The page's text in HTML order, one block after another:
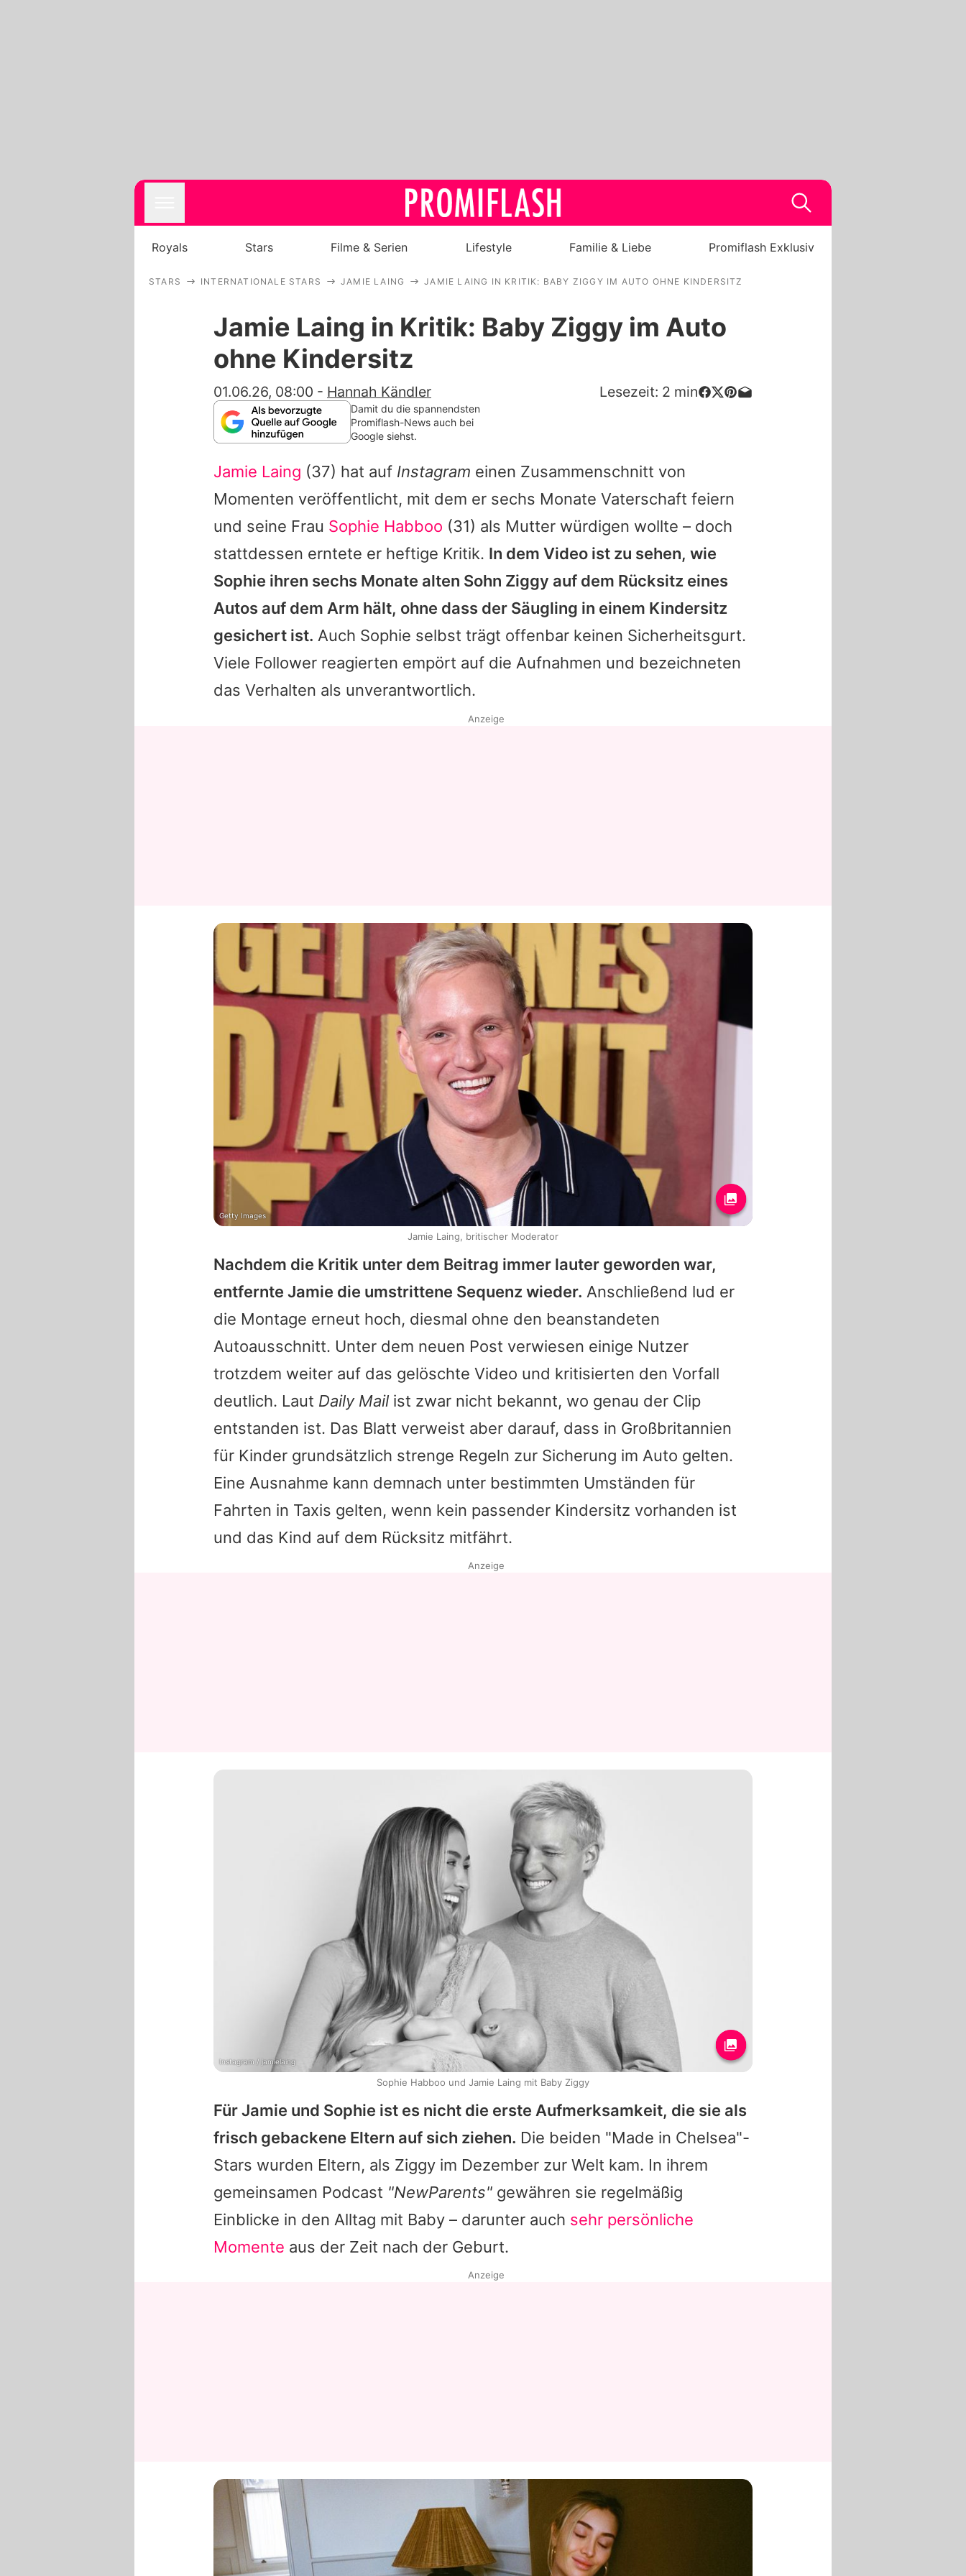
Royals
Stars
Familie & Liebe
Alle Themen auf Promiflash
App runterladen
Team
Redaktionelle Richtlinien
Impressum
Datenschutzerklärung
Nutzungsbedingungen
Royals Stars Filme & Serien Lifestyle Familie & Liebe Promiflash Exklusiv
STARS INTERNATIONALE STARS JAMIE LAING JAMIE LAING IN KRITIK: BABY ZIGGY IM AUTO OHNE KINDERSITZ
Jamie Laing in Kritik: Baby Ziggy im Auto
ohne Kindersitz
01.06.26, 08:00 - Hannah Kändler Lesezeit: 2 min
Damit du die spannendsten
Promiflash-News auch bei
Google siehst.
Jamie Laing (37) hat auf Instagram einen Zusammenschnitt von
Momenten veröffentlicht, mit dem er sechs Monate Vaterschaft feiern
und seine Frau Sophie Habboo (31) als Mutter würdigen wollte – doch
stattdessen erntete er heftige Kritik. In dem Video ist zu sehen, wie
Sophie ihren sechs Monate alten Sohn Ziggy auf dem Rücksitz eines
Autos auf dem Arm hält, ohne dass der Säugling in einem Kindersitz
gesichert ist. Auch Sophie selbst trägt offenbar keinen Sicherheitsgurt.
Viele Follower reagierten empört auf die Aufnahmen und bezeichneten
das Verhalten als unverantwortlich.
Nachdem die Kritik unter dem Beitrag immer lauter geworden war,
entfernte Jamie die umstrittene Sequenz wieder. Anschließend lud er
die Montage erneut hoch, diesmal ohne den beanstandeten
Autoausschnitt. Unter dem neuen Post verwiesen einige Nutzer
trotzdem weiter auf das gelöschte Video und kritisierten den Vorfall
deutlich. Laut Daily Mail ist zwar nicht bekannt, wo genau der Clip
entstanden ist. Das Blatt verweist aber darauf, dass in Großbritannien
für Kinder grundsätzlich strenge Regeln zur Sicherung im Auto gelten.
Eine Ausnahme kann demnach unter bestimmten Umständen für
Fahrten in Taxis gelten, wenn kein passender Kindersitz vorhanden ist
und das Kind auf dem Rücksitz mitfährt.
FürJamie und Sophie ist es nicht die erste Aufmerksamkeit, die sie als
frisch gebackene Eltern auf sich ziehen. Die beiden "Made in Chelsea"-
Stars wurden Eltern, als Ziggy im Dezember zur Welt kam. In ihrem
gemeinsamen Podcast "NewParents" gewähren sie regelmäßig
Einblicke in den Alltag mit Baby – darunter auch sehr persönliche
Momente aus der Zeit nach der Geburt.
Anzeige
Getty Images
Jamie Laing, britischer Moderator
Anzeige
Instagram / jamielaing
Sophie Habboo und Jamie Laing mit Baby Ziggy
Anzeige